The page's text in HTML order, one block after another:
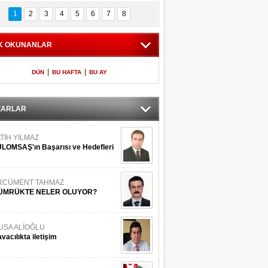
İstanbul
Adaları
600 milletvekilinin
listesi
1 2 3 4 5 6 7 8
OKUNANLAR
DÜN BU HAFTA BU AY
YILMAZ
Başarısı ve Hedefleri
TAHMAZ
NELER OLUYOR?
ALİOĞLU
iletişim